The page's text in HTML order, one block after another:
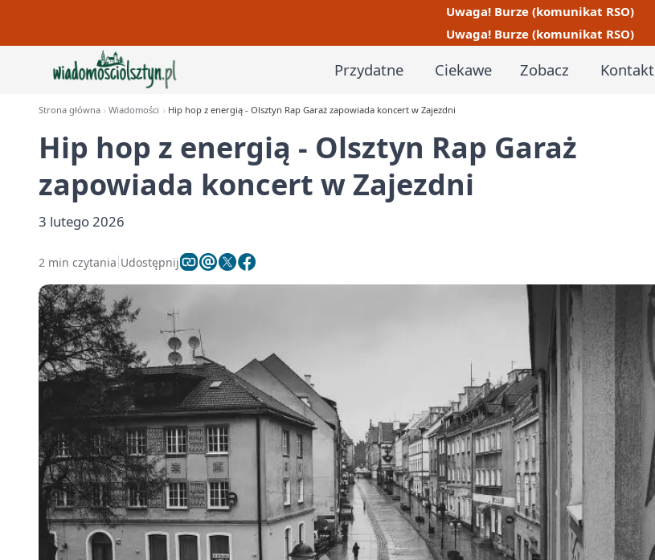
Uwaga! Burze (komunikat RSO)
Uwaga! Burze (komunikat RSO)
Przydatne Ciekawe Zobacz Kontakt
Strona główna Wiadomości Hip hop z energią - Olsztyn Rap Garaż zapowiada koncert w Zajezdni
Hip hop z energią - Olsztyn Rap Garaż
zapowiada koncert w Zajezdni
3 lutego 2026
2 min czytania Udostępnij